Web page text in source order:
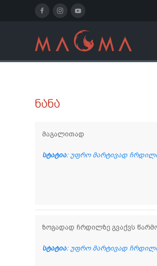
ნანა
მაგალითად
სტატია: უფრო მარტივად
ზოგადად ჩრდილზე გვაქვს
სტატია: უფრო მარტივად